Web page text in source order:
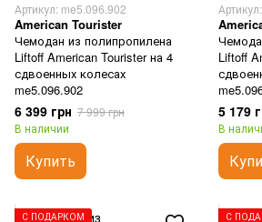
Артикул: me5.096.902
American Tourister
Чемодан из полипропилена
Liftoff American Tourister на 4
сдвоенных колесах
me5.096.902
6 399 грн 7 999 грн
В наличии
Купить
Liftoff
5 179
В
С ПОДАРКОМ С